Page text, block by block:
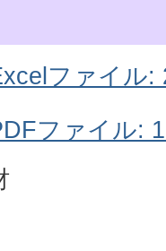
ファイル:
ファイル: